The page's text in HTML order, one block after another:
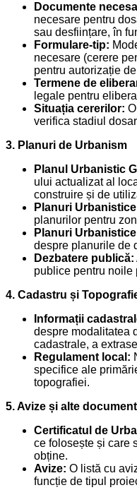
Documente
necesare pentru
sau desființare, în
Formulare-tip:
necesare (cerere
pentru autorizație
Termene de
legale pentru
Situația cererilor:
verifica stadiul
3. Planuri de Urbanism
Planul Urbanistic
ului actualizat al
construire și de
Planuri
planurilor pentru
Planuri
despre planurile de
Dezbatere publică:
publice pentru noile
4. Cadastru și
Informații
despre modalitatea
cadastrale, a
Regulament local:
specifice ale
topografiei.
5. Avize și alte
Certificatul de
ce folosește și care
obține.
Avize: O listă cu
funcție de tipul